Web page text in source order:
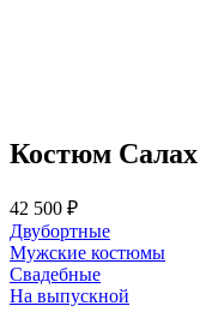
Костюм Салах
42 500 ₽
Двубортные
Мужские костюмы
Свадебные
На выпускной